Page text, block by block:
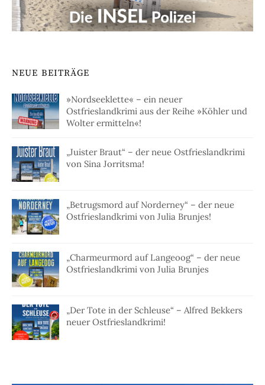
NEUE BEITRÄGE
»Nordseeklette« – ein neuer
Ostfrieslandkrimi aus der Reihe »Köhler und
Wolter ermitteln«!
„Juister Braut“ – der neue Ostfrieslandkrimi
von Sina Jorritsma!
„Betrugsmord auf Norderney“ – der neue
Ostfrieslandkrimi von Julia Brunjes!
„Charmeurmord auf Langeoog“ – der neue
Ostfrieslandkrimi von Julia Brunjes
„Der Tote in der Schleuse“ – Alfred Bekkers
neuer Ostfrieslandkrimi!